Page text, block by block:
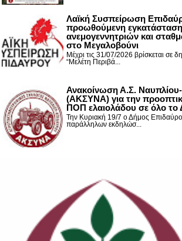
Λαϊκή Συσπείρωση
προωθούμενη εγκατάσταση
ανεμογεννητριών και
στο Μεγαλοβούνι
Μέχρι τις 31/07/2026 βρίσκεται σε
“Μελέτη Περιβά...
Ανακοίνωση Α.Σ.
(ΑΚΣΥΝΑ) για την
ΠΟΠ ελαιολάδου σε όλο
Την Κυριακή 19/7 ο Δήμος
παράλληλων εκδηλώσ...